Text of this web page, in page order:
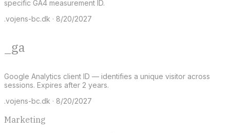
specific GA4 measurement ID.
.vojens-bc.dk · 8/20/2027
_ga
Google Analytics client ID — identifies a unique visitor across
sessions. Expires after 2 years.
.vojens-bc.dk · 8/20/2027
Marketing